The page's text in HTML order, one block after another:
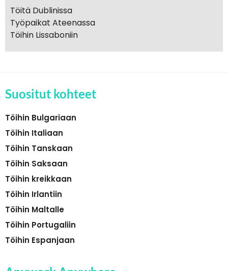
Töitä Dublinissa
Työpaikat Ateenassa
Töihin Lissaboniin
Suositut kohteet
Töihin Bulgariaan
Töihin Italiaan
Töihin Tanskaan
Töihin Saksaan
Töihin kreikkaan
Töihin Irlantiin
Töihin Maltalle
Töihin Portugaliin
Töihin Espanjaan